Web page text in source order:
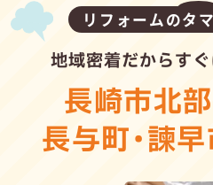
リフォームのタ
地域密着だからす
長崎市北部
長与町・諫